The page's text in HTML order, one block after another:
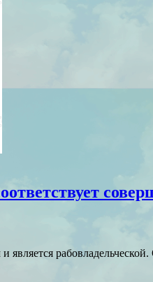
является